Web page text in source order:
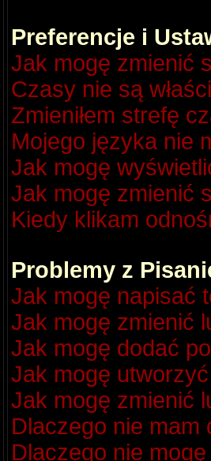
Preferencje i
Jak mogę zmienić
Czasy nie są
Zmieniłem strefę
Mojego języka nie
Jak mogę
Jak mogę zmienić
Kiedy klikam
Problemy z
Jak mogę napisać
Jak mogę zmienić
Jak mogę dodać
Jak mogę
Jak mogę zmienić
Dlaczego nie mam
Dlaczego nie